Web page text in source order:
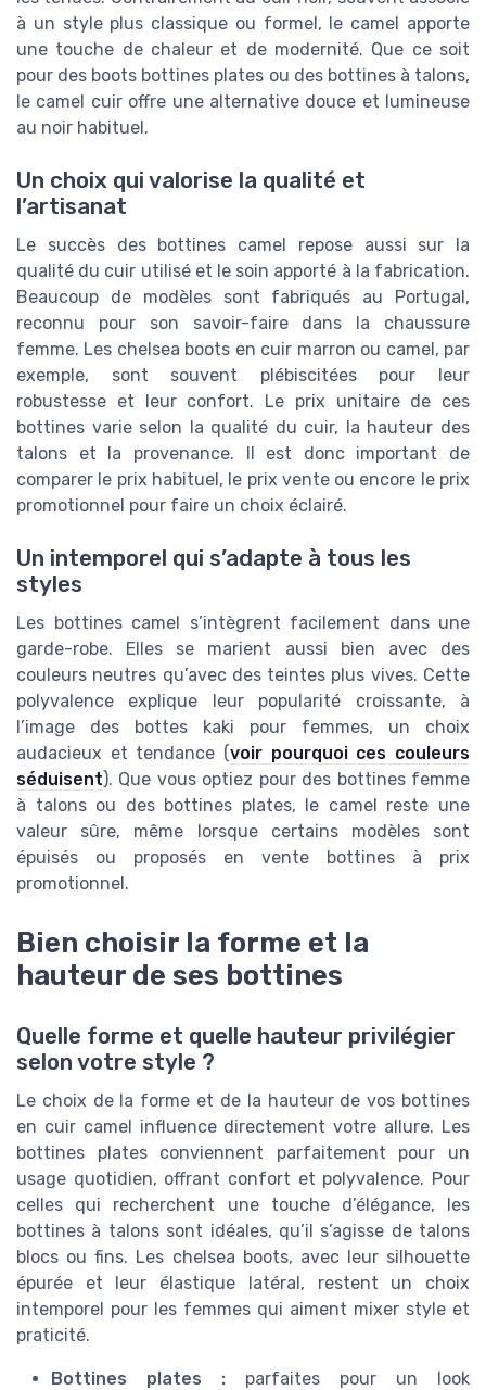
à un style plus classique ou formel, le camel apporte
une touche de chaleur et de modernité. Que ce soit
pour des boots bottines plates ou des bottines à talons,
le camel cuir offre une alternative douce et lumineuse
au noir habituel.
Un choix qui valorise la qualité et
l’artisanat
Le succès des bottines camel repose aussi sur la
qualité du cuir utilisé et le soin apporté à la fabrication.
Beaucoup de modèles sont fabriqués au Portugal,
reconnu pour son savoir-faire dans la chaussure
femme. Les chelsea boots en cuir marron ou camel, par
exemple, sont souvent plébiscitées pour leur
robustesse et leur confort. Le prix unitaire de ces
bottines varie selon la qualité du cuir, la hauteur des
talons et la provenance. Il est donc important de
comparer le prix habituel, le prix vente ou encore le prix
promotionnel pour faire un choix éclairé.
Un intemporel qui s’adapte à tous les
styles
Les bottines camel s’intègrent facilement dans une
garde-robe. Elles se marient aussi bien avec des
couleurs neutres qu’avec des teintes plus vives. Cette
polyvalence explique leur popularité croissante, à
l’image des bottes kaki pour femmes, un choix
audacieux et tendance (voir pourquoi ces couleurs
séduisent). Que vous optiez pour des bottines femme
à talons ou des bottines plates, le camel reste une
valeur sûre, même lorsque certains modèles sont
épuisés ou proposés en vente bottines à prix
promotionnel.
Bien choisir la forme et la
hauteur de ses bottines
Quelle forme et quelle hauteur privilégier
selon votre style ?
Le choix de la forme et de la hauteur de vos bottines
en cuir camel influence directement votre allure. Les
bottines plates conviennent parfaitement pour un
usage quotidien, offrant confort et polyvalence. Pour
celles qui recherchent une touche d’élégance, les
bottines à talons sont idéales, qu’il s’agisse de talons
blocs ou fins. Les chelsea boots, avec leur silhouette
épurée et leur élastique latéral, restent un choix
intemporel pour les femmes qui aiment mixer style et
praticité.
Bottines plates : parfaites pour un look